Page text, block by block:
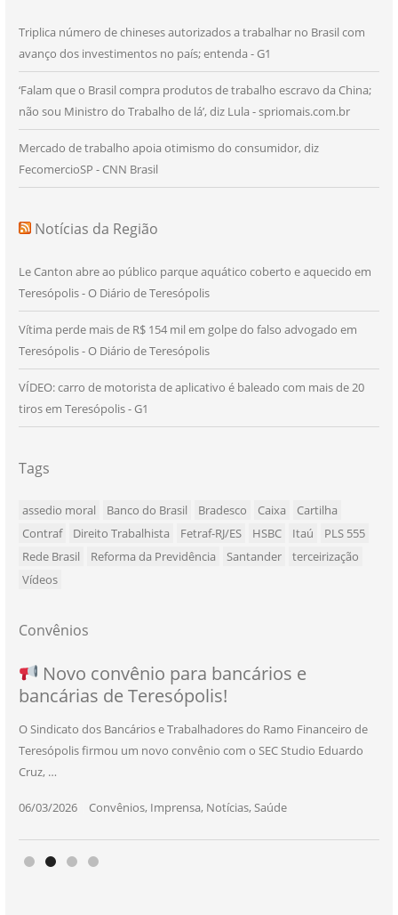
Triplica número de chineses autorizados a trabalhar no Brasil com
avanço dos investimentos no país; entenda - G1
‘Falam que o Brasil compra produtos de trabalho escravo da China;
não sou Ministro do Trabalho de lá’, diz Lula - spriomais.com.br
Mercado de trabalho apoia otimismo do consumidor, diz
FecomercioSP - CNN Brasil
Notícias da Região
Le Canton abre ao público parque aquático coberto e aquecido em
Teresópolis - O Diário de Teresópolis
Vítima perde mais de R$ 154 mil em golpe do falso advogado em
Teresópolis - O Diário de Teresópolis
VÍDEO: carro de motorista de aplicativo é baleado com mais de 20
tiros em Teresópolis - G1
Tags
assedio moral Banco do Brasil Bradesco Caixa
Cartilha
Contraf
Direito Trabalhista Fetraf-RJ/ES HSBC Itaú
PLS 555
Rede Brasil
Reforma da Previdência Santander
terceirização
Vídeos
Convênios
SEU NOVO BENEFÍCIO CHEGOU
Novo convênio para bancários e
bancárias de Teresópolis!
O Sindicato dos Bancários e Trabalhadores do Ramo Financeiro de
Teresópolis firmou um novo convênio com o SEC Studio Eduardo
Cruz, …
06/03/2026| Convênios, Imprensa, Notícias, Saúde
NOVO CONVÊNIO PARA VOCÊ, BANCÁRIO
E BANCÁRIA!
25/11/2025| Convênios, Imprensa, Notícias, Saúde
Convênio com a Rede de Ensino Técnico e
Centro de Qualificação Técnica